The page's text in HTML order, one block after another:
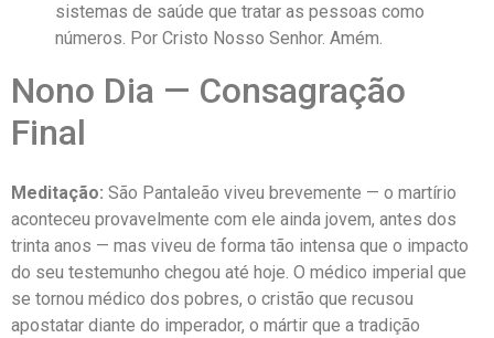
sistemas de saúde que tratar as pessoas como
números. Por Cristo Nosso Senhor. Amém.
Nono Dia — Consagração
Final
Meditação: São Pantaleão viveu brevemente — o martírio
aconteceu provavelmente com ele ainda jovem, antes dos
trinta anos — mas viveu de forma tão intensa que o impacto
do seu testemunho chegou até hoje. O médico imperial que
se tornou médico dos pobres, o cristão que recusou
apostatar diante do imperador, o mártir que a tradição